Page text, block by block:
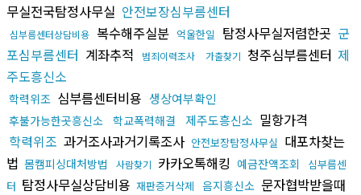
무실전국탐정사무실 안전보장심부름센터
심부름센터상담비용 복수해주실분 억울한일 탐정사무실저렴한곳 군
포심부름센터 계좌추적 범죄이력조사 가출찾기 청주심부름센터 제
주도흥신소
학력위조 심부름센터비용 생상여부확인
후불가능한곳흥신소 학교폭력해결 제주도흥신소 밀항가격
학력위조 과거조사과거기록조사 안전보장탐정사무실 대포차찾는
법 몸캠피싱대처방법 사람찾기 카카오톡해킹 예금잔액조회
심부름센
터 탐정사무실상담비용 재판증거삭제 음지흥신소 문자협박받을때